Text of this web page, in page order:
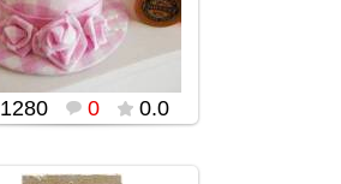
popularsge
1280 0 0.0